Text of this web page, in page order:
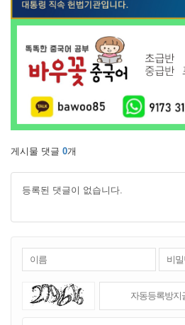
게시물 댓글 0개
등록된 댓글이 없습니다.